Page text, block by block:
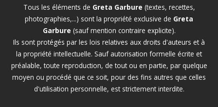
Tous les éléments de Greta Garbure (textes, recettes,
photographies,...) sont la propriété exclusive de Greta
Garbure (sauf mention contraire explicite).
Ils sont protégés par les lois relatives aux droits d'auteurs et à
la propriété intellectuelle. Sauf autorisation formelle écrite et
préalable, toute reproduction, de tout ou en partie, par quelque
moyen ou procédé que ce soit, pour des fins autres que celles
d'utilisation personnelle, est strictement interdite.